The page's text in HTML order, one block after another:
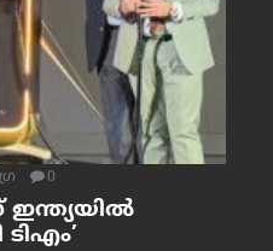
0